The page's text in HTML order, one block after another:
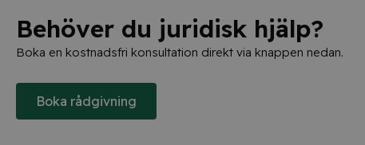
Behöver du juridisk hjälp?
Boka en kostnadsfri konsultation direkt via knappen nedan.
Boka rådgivning